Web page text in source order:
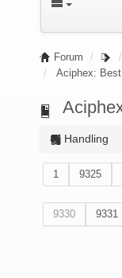
Forum
Aciphex:
Handling
1 9325
9330
9331